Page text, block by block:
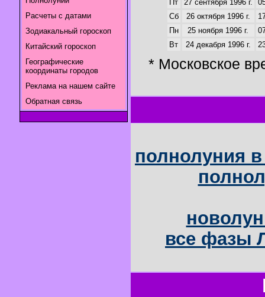
Расчеты с датами
Зодиакальный гороскоп
Китайский гороскоп
Географические
координаты городов
Реклама на нашем сайте
Обратная связь
Пт
27 сентября 1996 г.
Сб
26 октября 1996 г.
Пн
25 ноября 1996 г.
Вт
24 декабря 1996 г.
* Московское
полнолуния в
все фазы